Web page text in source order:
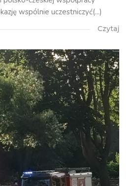
wspólnie uczestniczyć(...)
Czytaj